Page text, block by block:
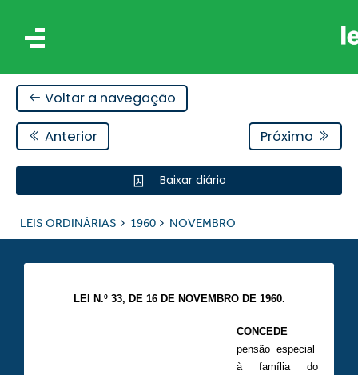
Voltar a navegação
Anterior Próximo
Baixar diário
LEIS ORDINÁRIAS 1960 NOVEMBRO
LEI N.º 33, DE 16 DE NOVEMBRO DE 1960.
CONCEDE
pensão especial
à família do